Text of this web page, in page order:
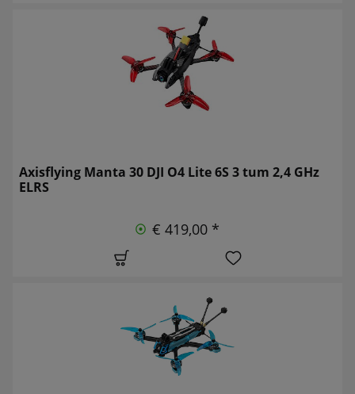
Axisflying Manta 30 DJI O4 Lite 6S 3 tum 2,4 GHz
ELRS
€ 419,00 *